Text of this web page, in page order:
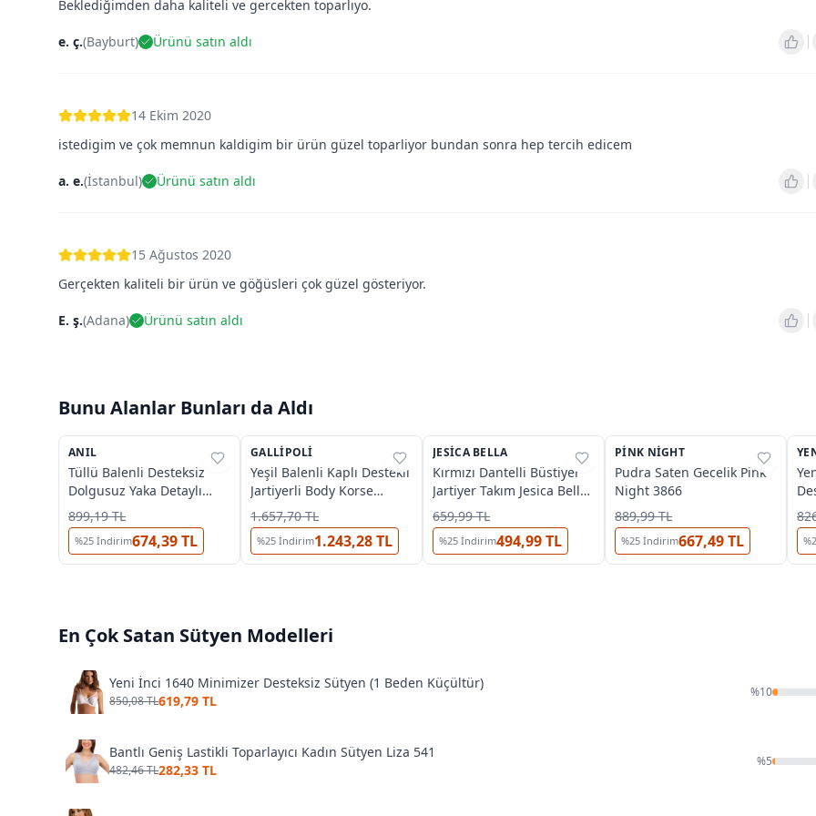
Beklediğimden daha kaliteli ve gercekten toparlıyo.
e. ç.(Bayburt) Ürünü satın aldı
14 Ekim 2020
istedigim ve çok memnun kaldigim bir ürün güzel toparliyor bundan sonra hep tercih edicem
a. e.(İstanbul) Ürünü satın aldı
15 Ağustos 2020
Gerçekten kaliteli bir ürün ve göğüsleri çok güzel gösteriyor.
E. ş.(Adana) Ürünü satın aldı
Bunu Alanlar Bunları da Aldı
%38
ANIL
Tüllü Balenli Desteksiz
Dolgusuz Yaka Detaylı
Toparlayıcı Küçültücü
Sütyen Anıl 3788
899,19 TL
%25 İndirim674,39 TL
%33
GALLIPOLI
Yeşil Balenli Kaplı Destekli
Jartiyerli Body Korse
String Çorap Takım
Gallipoli 31732
1.657,70 TL
%25 İndirim1.243,28 TL
%38
JESICA BELLA
Kırmızı Dantelli Büstiyer
Jartiyer Takım Jesica Bella
JB-00122
659,99 TL
%25 İndirim494,99 TL
%49
PINK NIGHT
Pudra Saten Gecelik Pink
Night 3866
889,99 TL
%25 İndirim667,49 TL
%
%
En Çok Satan Sütyen Modelleri
Yeni İnci 1640 Minimizer Desteksiz Sütyen (1 Beden Küçültür)
850,08 TL619,79 TL
%10
Bantlı Geniş Lastikli Toparlayıcı Kadın Sütyen Liza 541
482,46 TL282,33 TL
%5